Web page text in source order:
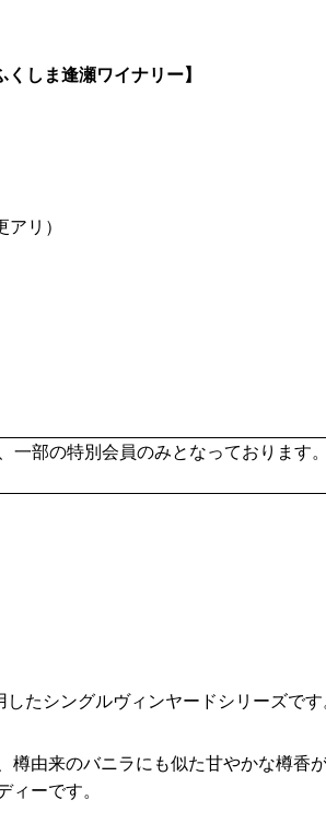
しま逢瀬ワイナリー】
リ）
一部の特別会員のみとなっております
たシングルヴィンヤードシリーズです
由来のバニラにも似た甘やかな樽香
ィーです。